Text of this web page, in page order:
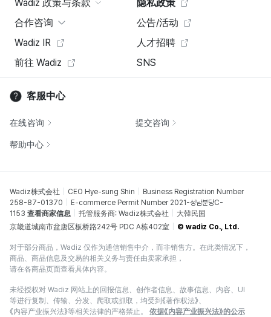
Wadiz 政策与条款
隐私政策
合作咨询
公告/活动
Wadiz IR
人才招聘
前往 Wadiz
SNS
客服中心
在线咨询 提交咨询
帮助中心
Wadiz株式会社 CEO Hye-sung Shin
Business Registration Number
258-87-01370
E-commerce Permit Number 2021-성남분당C-
1153 查看商家信息 托管服务商: Wadiz株式会社
大韓民国
京畿道城南市盆唐区板桥路242号 PDC A栋402室
© wadiz Co., Ltd.
对于部分商品，Wadiz 仅作为通信销售中介，而非销售方。在此类情况下，
商品、商品信息及交易的相关义务与责任由卖家承担，
请在各商品页面查看具体内容。
未经授权对 Wadiz 网站上的回报信息、创作者信息、故事信息、内容、UI
等进行复制、传输、分发、爬取或抓取，均受到《著作权法》、
《内容产业振兴法》等相关法律的严格禁止。
依据《内容产业振兴法》的公示